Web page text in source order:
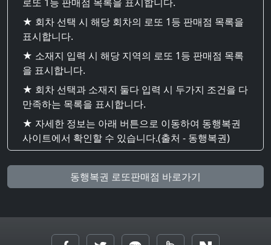
★ 회차 선택 시 해당 회차의 로또 1등 판매점 목록을
표시합니다.
★ 소재지 입력 시 해당 지역의 로또 1등 판매점 목록
을 표시합니다.
★ 회차 선택과 소재지 둘다 입력 시 두가지 조건을 다
만족하는 목록을 표시합니다.
★ 자세한 정보는 아래 버튼으로 이동하여 동행복권
사이트에서 확인할 수 있습니다.(출처 - 동행복권)
동행복권 로또판매점 바로가기